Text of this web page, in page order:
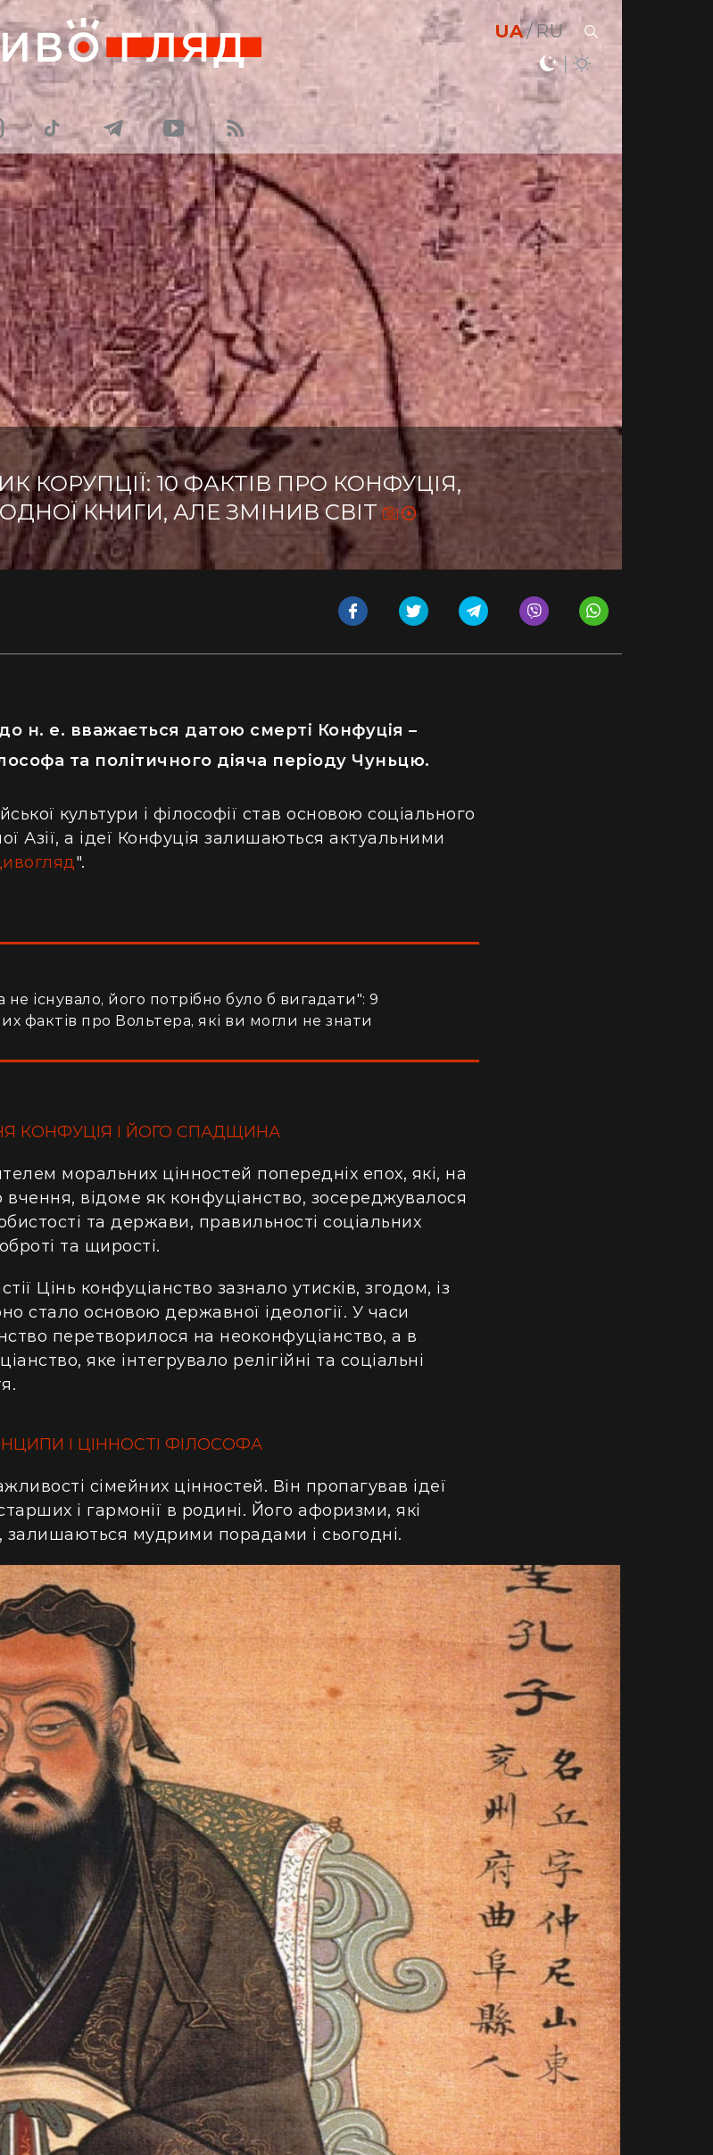
UA RU
КОРУПЦІЇ: 10 ФАКТІВ ПРО КОНФУЦІЯ,
КНИГИ, АЛЕ ЗМІНИВ СВІТ
н. е. вважається датою смерті Конфуція –
та політичного діяча періоду Чуньцю.
культури і філософії став основою соціального
Азії, а ідеї Конфуція залишаються актуальними
".
не існувало, його потрібно було б вигадати": 9
фактів про Вольтера, які ви могли не знати
КОНФУЦІЯ І ЙОГО СПАДЩИНА
моральних цінностей попередніх епох, які, на
вчення, відоме як конфуціанство, зосереджувалося
та держави, правильності соціальних
та щирості.
Цінь конфуціанство зазнало утисків, згодом, із
стало основою державної ідеології. У часи
перетворилося на неоконфуціанство, а в
яке інтегрувало релігійні та соціальні
І ЦІННОСТІ ФІЛОСОФА
сімейних цінностей. Він пропагував ідеї
і гармонії в родині. Його афоризми, які
залишаються мудрими порадами і сьогодні.